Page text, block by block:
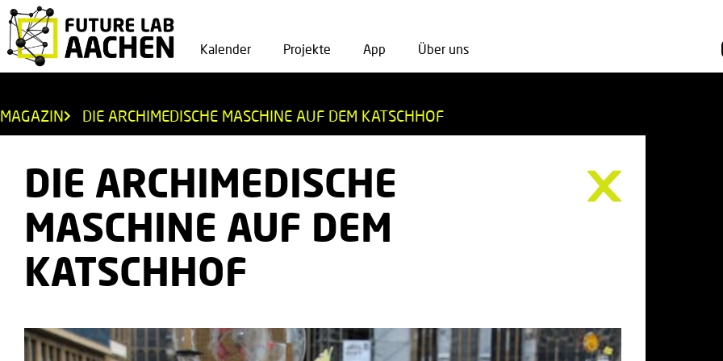
Kalender Projekte App Über uns
MAGAZIN DIE ARCHIMEDISCHE MASCHINE AUF DEM KATSCHHOF
DIE ARCHIMEDISCHE
MASCHINE AUF DEM
KATSCHHOF